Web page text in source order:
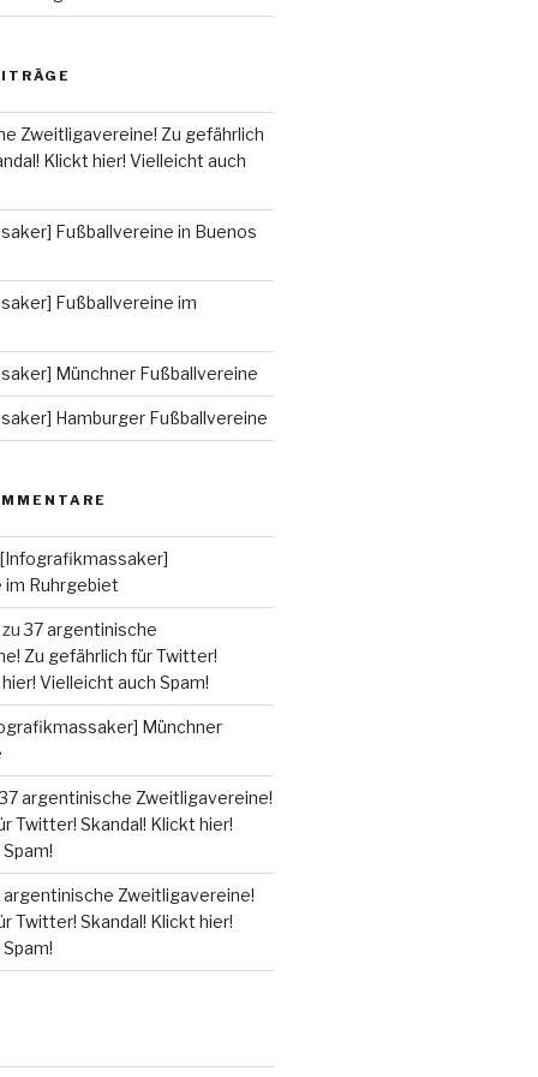
Zweitligavereine! Zu gefährlich
Klickt hier! Vielleicht auch
Fußballvereine in Buenos
Fußballvereine im
Münchner Fußballvereine
Hamburger Fußballvereine
[Infografikmassaker]
im Ruhrgebiet
37 argentinische
Zu gefährlich für Twitter!
Vielleicht auch Spam!
Münchner
argentinische Zweitligavereine!
Twitter! Skandal! Klickt hier!
argentinische Zweitligavereine!
Twitter! Skandal! Klickt hier!